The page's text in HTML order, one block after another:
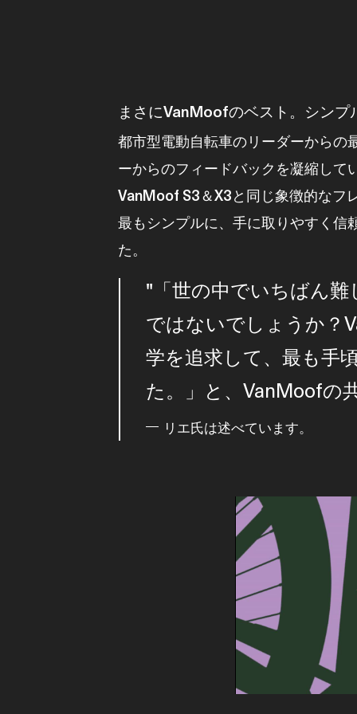
まさにVanMoofのベスト。シンプ
都市型電動自転車のリーダーからの
ーからのフィードバックを凝縮し
VanMoof S3＆X3と同じ象徴的なフ
最もシンプルに、手に取りやすく信
た。
「世の中でいちばん
ではないでしょうか？
学を追求して、最も手
た。」と、VanMoofの
リエ氏は述べています。